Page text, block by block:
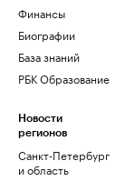
Финансы
Биографии
База знаний
РБК Образование
Новости
регионов
Санкт-Петербург
и область